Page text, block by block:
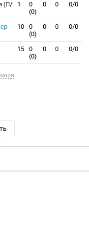
(П/
1
0
(0)
0 0 0/0
10
0
(0)
0 0 0/0
15
0
(0)
0 0 0/0